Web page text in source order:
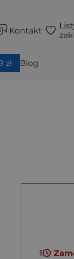
Kontakt
zł Blog